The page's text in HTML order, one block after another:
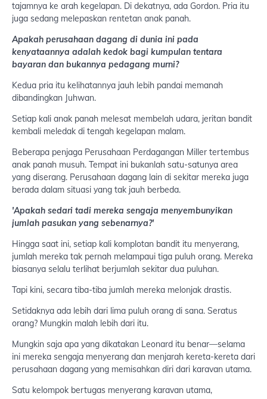
tajamnya ke arah kegelapan. Di dekatnya, ada Gordon. Pria itu
juga sedang melepaskan rentetan anak panah.
Apakah perusahaan dagang di dunia ini pada
kenyataannya adalah kedok bagi kumpulan tentara
bayaran dan bukannya pedagang murni?
Kedua pria itu kelihatannya jauh lebih pandai memanah
dibandingkan Juhwan.
Setiap kali anak panah melesat membelah udara, jeritan bandit
kembali meledak di tengah kegelapan malam.
Beberapa penjaga Perusahaan Perdagangan Miller tertembus
anak panah musuh. Tempat ini bukanlah satu-satunya area
yang diserang. Perusahaan dagang lain di sekitar mereka juga
berada dalam situasi yang tak jauh berbeda.
'Apakah sedari tadi mereka sengaja menyembunyikan
jumlah pasukan yang sebenarnya?'
Hingga saat ini, setiap kali komplotan bandit itu menyerang,
jumlah mereka tak pernah melampaui tiga puluh orang. Mereka
biasanya selalu terlihat berjumlah sekitar dua puluhan.
Tapi kini, secara tiba-tiba jumlah mereka melonjak drastis.
Setidaknya ada lebih dari lima puluh orang di sana. Seratus
orang? Mungkin malah lebih dari itu.
Mungkin saja apa yang dikatakan Leonard itu benar—selama
ini mereka sengaja menyerang dan menjarah kereta-kereta dari
perusahaan dagang yang memisahkan diri dari karavan utama.
Satu kelompok bertugas menyerang karavan utama,